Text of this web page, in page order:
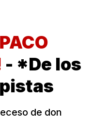
- *De los
de don